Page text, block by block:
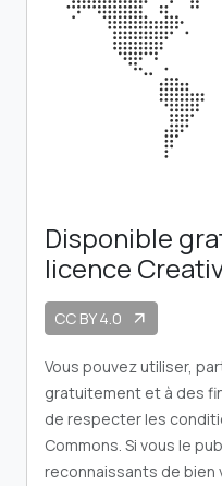
Disponible
licence
CC BY 4.0 arrow_outward
Vous pouvez utiliser,
gratuitement et à des
de respecter les
Commons. Si vous le
reconnaissants de bien